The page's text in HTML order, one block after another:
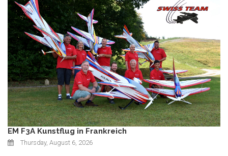
EM F3A Kunstflug in Frankreich
Thursday, August 6, 2026